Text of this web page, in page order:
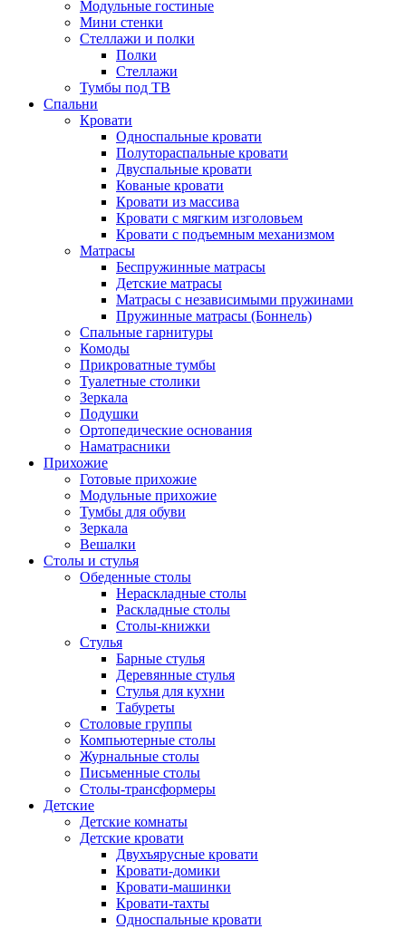
Модульные гостиные
Мини стенки
Стеллажи и полки
Полки
Стеллажи
Тумбы под ТВ
Спальни
Кровати
Односпальные кровати
Полутораспальные кровати
Двуспальные кровати
Кованые кровати
Кровати из массива
Кровати с мягким изголовьем
Кровати с подъемным механизмом
Матрасы
Беспружинные матрасы
Детские матрасы
Матрасы с независимыми пружинами
Пружинные матрасы (Боннель)
Спальные гарнитуры
Комоды
Прикроватные тумбы
Туалетные столики
Зеркала
Подушки
Ортопедические основания
Наматрасники
Прихожие
Готовые прихожие
Модульные прихожие
Тумбы для обуви
Зеркала
Вешалки
Столы и стулья
Обеденные столы
Нераскладные столы
Раскладные столы
Столы-книжки
Стулья
Барные стулья
Деревянные стулья
Стулья для кухни
Табуреты
Столовые группы
Компьютерные столы
Журнальные столы
Письменные столы
Столы-трансформеры
Детские
Детские комнаты
Детские кровати
Двухъярусные кровати
Кровати-домики
Кровати-машинки
Кровати-тахты
Односпальные кровати